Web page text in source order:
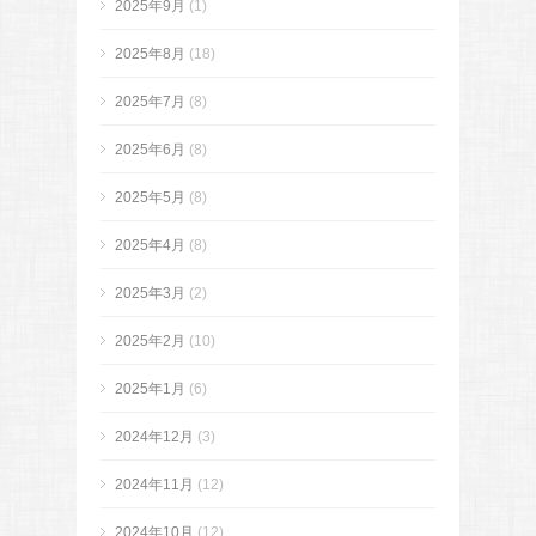
2025年9月 (1)
2025年8月 (18)
2025年7月 (8)
2025年6月 (8)
2025年5月 (8)
2025年4月 (8)
2025年3月 (2)
2025年2月 (10)
2025年1月 (6)
2024年12月 (3)
2024年11月 (12)
2024年10月 (12)